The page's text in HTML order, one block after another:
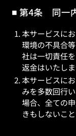
第4条 同一
本サービスに
環境の不具合
社は一切責任
返金はいたしま
本サービスに
みを多数回行
場合、全ての
きもしないこと